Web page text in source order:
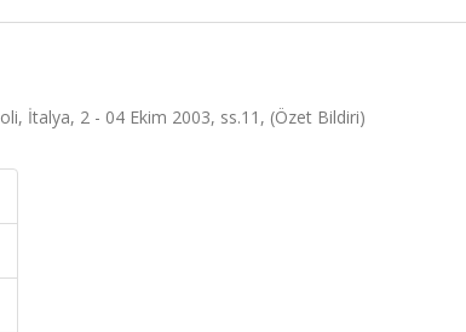
İtalya, 2 - 04 Ekim 2003, ss.11, (Özet Bildiri)